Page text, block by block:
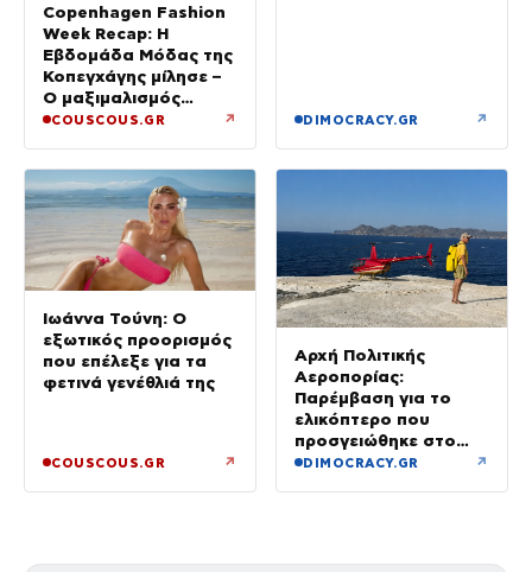
Copenhagen Fashion
Week Recap: Η
Εβδομάδα Μόδας της
Κοπεγχάγης μίλησε –
Ο μαξιμαλισμός
επιστρέφει
COUSCOUS.GR ↗ DIMOCRACY.GR ↗
Ιωάννα Τούνη: Ο
εξωτικός προορισμός
που επέλεξε για τα
φετινά γενέθλιά της
COUSCOUS.GR ↗
Αρχή Πολιτικής
Αεροπορίας:
Παρέμβαση για το
ελικόπτερο που
προσγειώθηκε στο
Σαρακήνικο της
DIMOCRACY.GR ↗